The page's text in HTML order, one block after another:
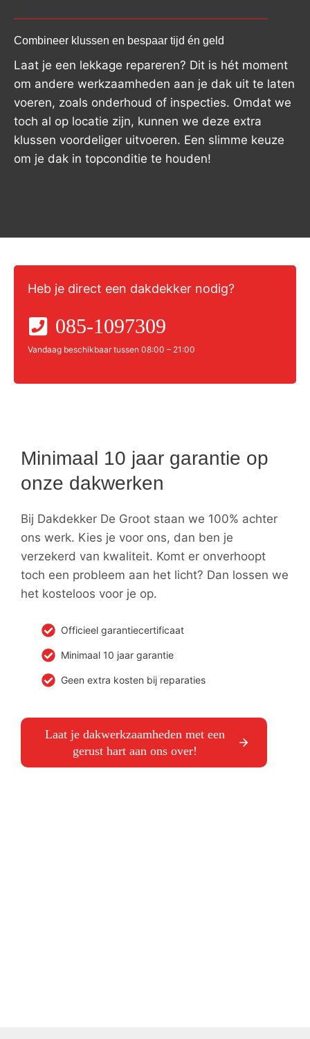
Combineer klussen en bespaar tijd én geld
Laat je een lekkage repareren? Dit is hét moment
om andere werkzaamheden aan je dak uit te laten
voeren, zoals onderhoud of inspecties. Omdat we
toch al op locatie zijn, kunnen we deze extra
klussen voordeliger uitvoeren. Een slimme keuze
om je dak in topconditie te houden!
Heb je direct een dakdekker nodig?
085-1097309
Vandaag beschikbaar tussen 08:00 – 21:00
Minimaal 10 jaar garantie op
onze dakwerken
Bij Dakdekker De Groot staan we 100% achter
ons werk. Kies je voor ons, dan ben je
verzekerd van kwaliteit. Komt er onverhoopt
toch een probleem aan het licht? Dan lossen we
het kosteloos voor je op.
Officieel garantiecertificaat
Minimaal 10 jaar garantie
Geen extra kosten bij reparaties
Laat je dakwerkzaamheden met een
gerust hart aan ons over!